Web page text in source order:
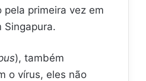
primeira vez em
Singapura.
), também
o vírus, eles não